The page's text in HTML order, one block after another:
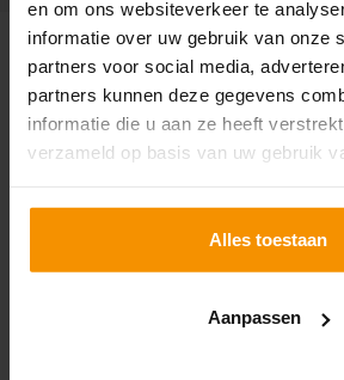
en om ons websiteverkeer te
informatie over uw gebruik van onze
partners voor social media,
partners kunnen deze gegevens
informatie die u aan ze heeft
verzameld op basis van uw gebruik
Alles toestaan
Aanpassen
ACTUEEL